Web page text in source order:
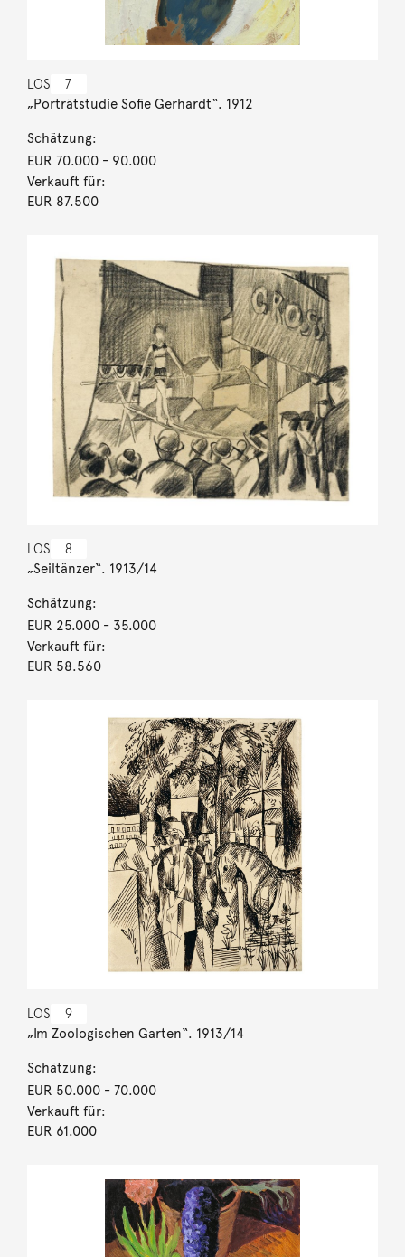
LOS 7
„Porträtstudie Sofie Gerhardt“. 1912
Schätzung:
EUR 70.000- 90.000
Verkauft für:
EUR 87.500
LOS 8
„Seiltänzer“. 1913/14
Schätzung:
EUR 25.000- 35.000
Verkauft für:
EUR 58.560
LOS 9
„Im Zoologischen Garten“. 1913/14
Schätzung:
EUR 50.000- 70.000
Verkauft für:
EUR 61.000